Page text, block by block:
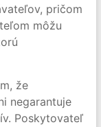
pričom
môžu
že
negarantuje
Poskytovateľ